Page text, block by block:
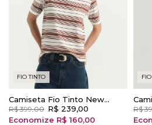
FIO TINTO
Camiseta Fio Tinto New
Comfort Listra Avelã
R$ 399,00 R$ 239,00
Economize R$ 160,00
R$